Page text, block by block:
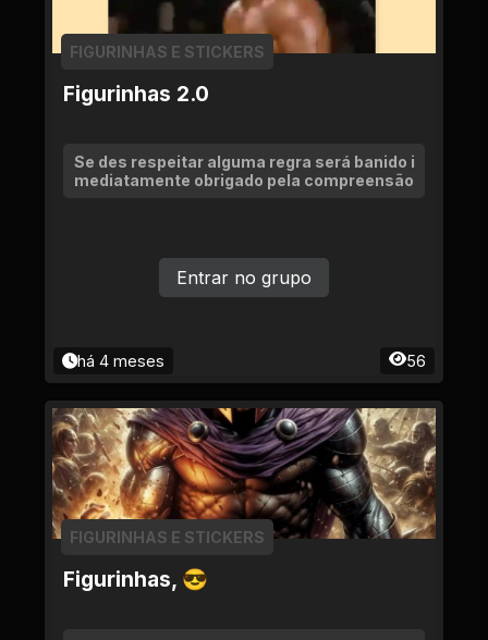
Figurinhas 2.0
FIGURINHAS E STICKERS
Se des respeitar alguma regra será banido i
mediatamente obrigado pela compreensão
há 4 meses 56
Entrar no grupo
Figurinhas, 😎
FIGURINHAS E STICKERS